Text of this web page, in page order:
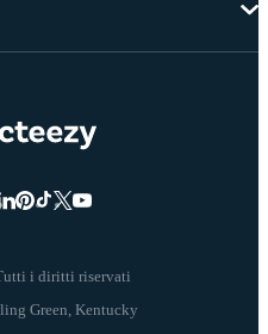
i diritti riservati